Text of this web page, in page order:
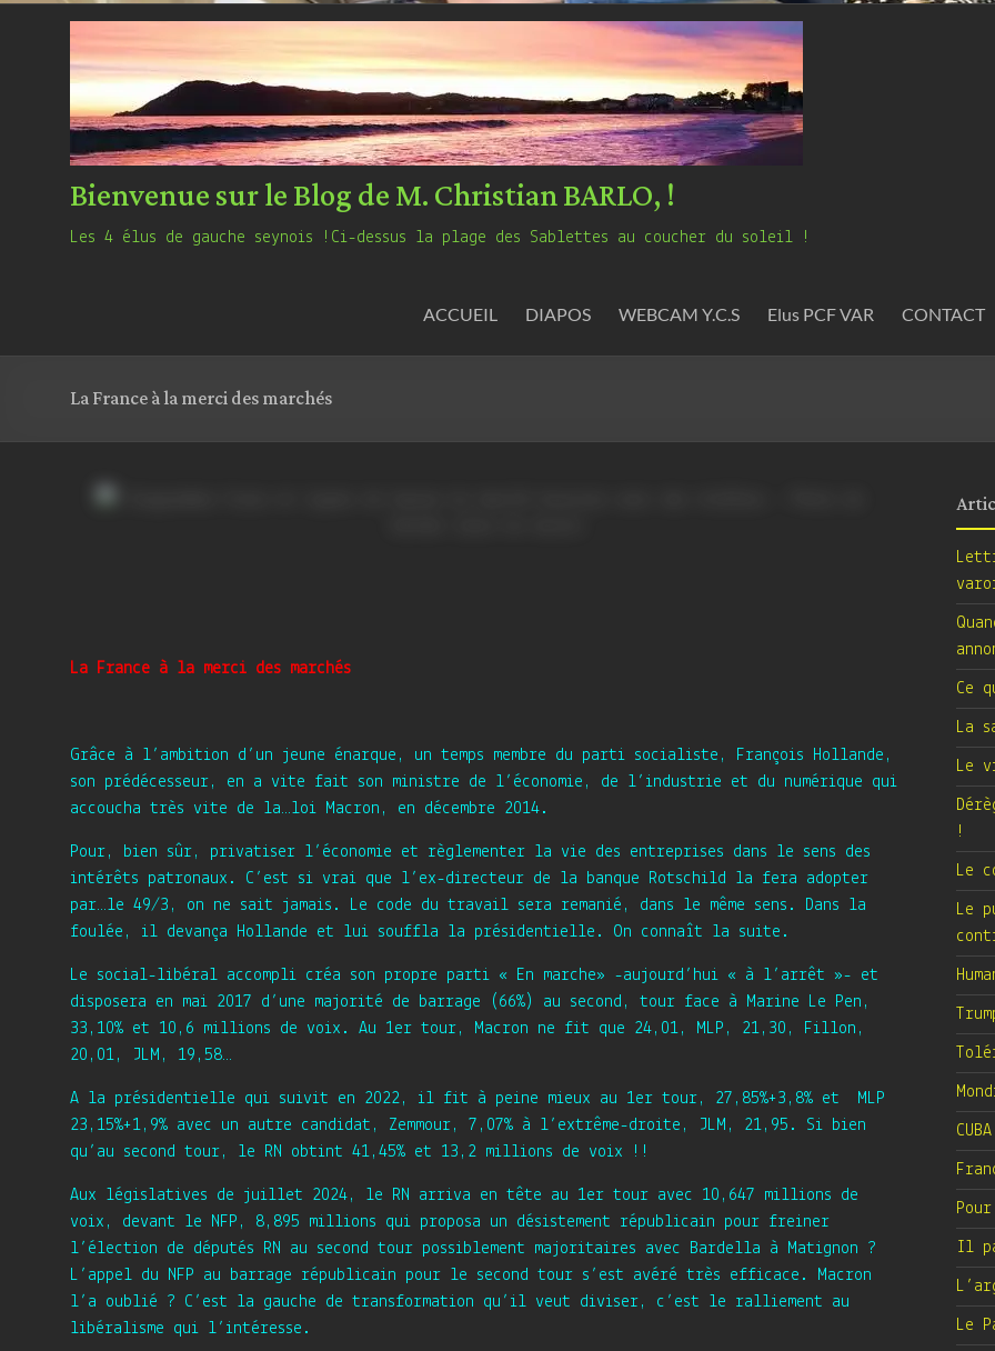
Bienvenue sur le Blog de M. Christian BARLO, !
Les 4 élus de gauche seynois !Ci-dessus la plage des Sablettes au coucher du soleil !
ACCUEIL DIAPOS WEBCAM Y.C.S Elus PCF VAR CONTACT
La France à la merci des marchés
La France à la merci des marchés
Grâce à l’ambition d’un jeune énarque, un temps membre du parti socialiste, François Hollande,
son prédécesseur, en a vite fait son ministre de l’économie, de l’industrie et du numérique qui
accoucha très vite de la…loi Macron, en décembre 2014.
Pour, bien sûr, privatiser l’économie et règlementer la vie des entreprises dans le sens des
intérêts patronaux. C’est si vrai que l’ex-directeur de la banque Rotschild la fera adopter
par…le 49/3, on ne sait jamais. Le code du travail sera remanié, dans le même sens. Dans la
foulée, il devança Hollande et lui souffla la présidentielle. On connaît la suite.
Le social-libéral accompli créa son propre parti « En marche» -aujourd’hui « à l’arrêt »- et
disposera en mai 2017 d’une majorité de barrage (66%) au second, tour face à Marine Le Pen,
33,10% et 10,6 millions de voix. Au 1er tour, Macron ne fit que 24,01, MLP, 21,30, Fillon,
20,01, JLM, 19,58…
A la présidentielle qui suivit en 2022, il fit à peine mieux au 1er tour, 27,85%+3,8% et MLP
23,15%+1,9% avec un autre candidat, Zemmour, 7,07% à l’extrême-droite, JLM, 21,95. Si bien
qu’au second tour, le RN obtint 41,45% et 13,2 millions de voix !!
Aux législatives de juillet 2024, le RN arriva en tête au 1er tour avec 10,647 millions de
voix, devant le NFP, 8,895 millions qui proposa un désistement républicain pour freiner
l’élection de députés RN au second tour possiblement majoritaires avec Bardella à Matignon ?
L’appel du NFP au barrage républicain pour le second tour s’est avéré très efficace. Macron
l’a oublié ? C’est la gauche de transformation qu’il veut diviser, c’est le ralliement au
libéralisme qui l’intéresse.
Ce
La
Le
!
Le
Le
Il
Le